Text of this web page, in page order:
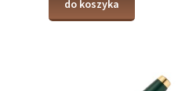
do koszyka